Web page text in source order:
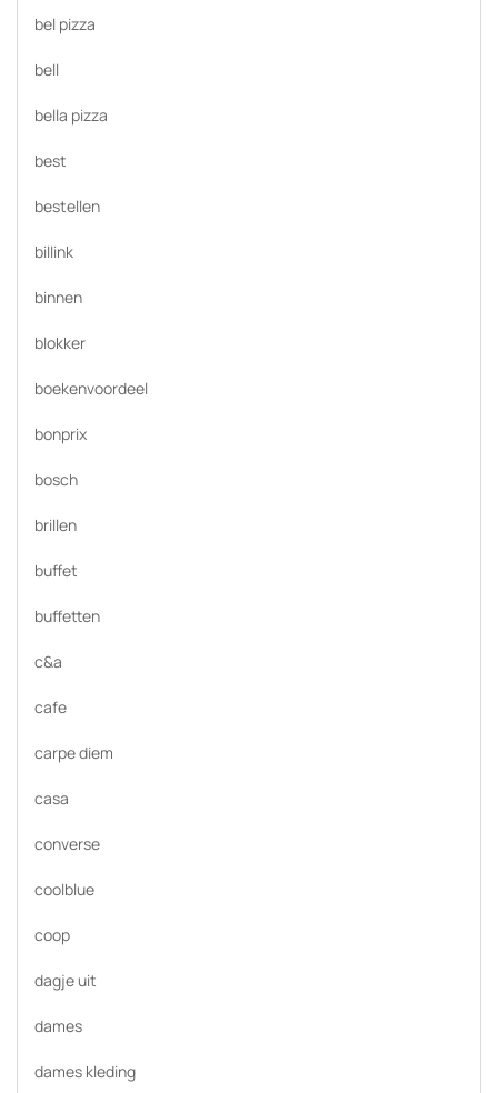
bel pizza
bell
bella pizza
best
bestellen
billink
binnen
blokker
boekenvoordeel
bonprix
bosch
brillen
buffet
buffetten
c&a
cafe
carpe diem
casa
converse
coolblue
coop
dagje uit
dames
dames kleding